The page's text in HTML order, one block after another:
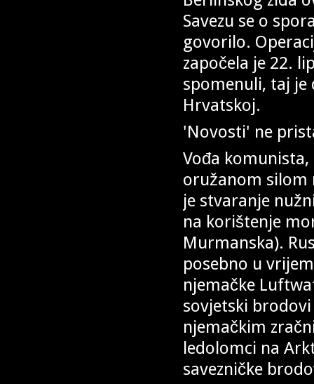
Savezu se o
govorilo.
započela je 22.
spomenuli, taj
Hrvatskoj.
'Novosti' ne
Vođa
oružanom silom
je stvaranje
na korištenje
Murmanska).
posebno u
njemačke
sovjetski
njemačkim
ledolomci na
savezničke